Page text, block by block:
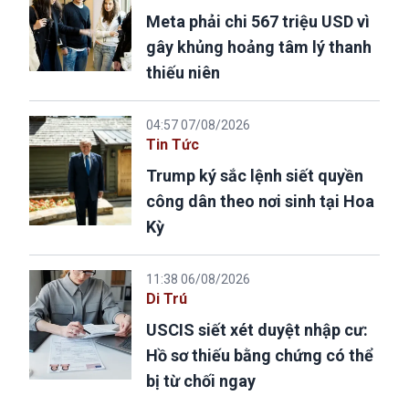
Meta phải chi 567 triệu USD vì
gây khủng hoảng tâm lý thanh
thiếu niên
04:57 07/08/2026
Tin Tức
Trump ký sắc lệnh siết quyền
công dân theo nơi sinh tại Hoa
Kỳ
11:38 06/08/2026
Di Trú
USCIS siết xét duyệt nhập cư:
Hồ sơ thiếu bằng chứng có thể
bị từ chối ngay